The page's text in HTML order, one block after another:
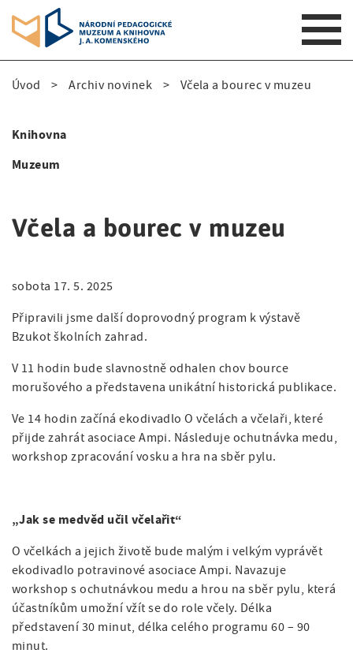
r
o
e
v
á
n
a
v
a
c
e
Úvod Archiv novinek Včela a bourec v muzeu
Včela a bourec v muzeu
sobota 17. 5. 2025
Připravili jsme další doprovodný program k výstavě
Bzukot školních zahrad.
V 11 hodin bude slavnostně odhalen chov bource
morušového a představena unikátní historická publikace.
Ve 14 hodin začíná ekodivadlo O včelách a včelaři, které
přijde zahrát asociace Ampi. Následuje ochutnávka medu,
workshop zpracování vosku a hra na sběr pylu.
„Jak se medvěd učil včelařit“
O včelkách a jejich životě bude malým i velkým vyprávět
ekodivadlo potravinové asociace Ampi. Navazuje
workshop s ochutnávkou medu a hrou na sběr pylu, která
účastníkům umožní vžít se do role včely. Délka
představení 30 minut, délka celého programu 60 – 90
minut.
e
a
v
i
g
t
i
n
Knihovna
Muzeum